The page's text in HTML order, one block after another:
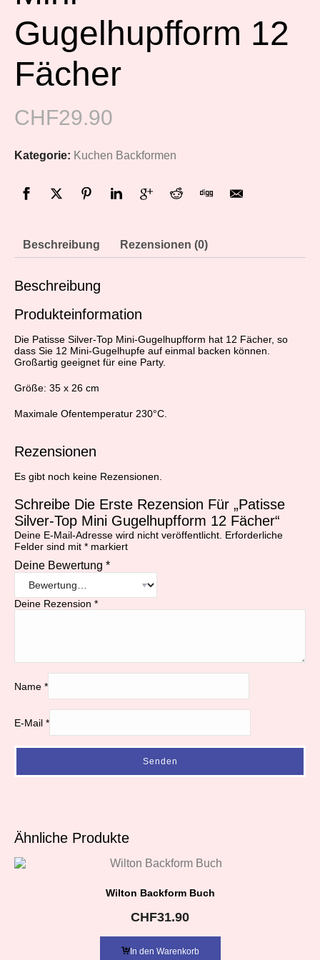
Gugelhupfform 12
Fächer
CHF29.90
Kategorie: Kuchen Backformen
Beschreibung Rezensionen (0)
Beschreibung
Produkteinformation
Die Patisse Silver-Top Mini-Gugelhupfform hat 12 Fächer, so
dass Sie 12 Mini-Gugelhupfe auf einmal backen können.
Großartig geeignet für eine Party.
Größe: 35 x 26 cm
Maximale Ofentemperatur 230°C.
Rezensionen
Es gibt noch keine Rezensionen.
Schreibe Die Erste Rezension Für „Patisse
Silver-Top Mini Gugelhupfform 12 Fächer“
Deine E-Mail-Adresse wird nicht veröffentlicht. Erforderliche
Felder sind mit * markiert
Deine Bewertung *
Deine Rezension *
Name *
E-Mail *
Ähnliche Produkte
Wilton Backform Buch
CHF31.90
In den Warenkorb